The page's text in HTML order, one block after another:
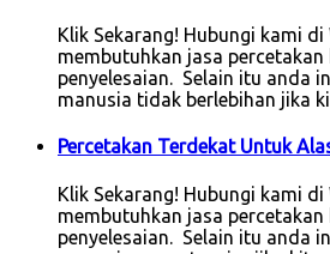
Klik Sekarang! Hubungi kami
membutuhkan jasa
penyelesaian. Selain itu anda
manusia tidak berlebihan jika
Percetakan Terdekat Untuk
Klik Sekarang! Hubungi kami
membutuhkan jasa
penyelesaian. Selain itu anda